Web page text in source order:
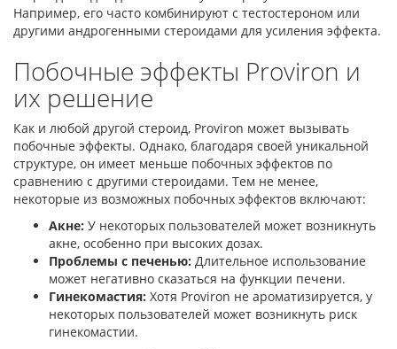
Например, его часто комбинируют с тестостероном или
другими андрогенными стероидами для усиления эффекта.
Побочные эффекты Proviron и
их решение
Как и любой другой стероид, Proviron может вызывать
побочные эффекты. Однако, благодаря своей уникальной
структуре, он имеет меньше побочных эффектов по
сравнению с другими стероидами. Тем не менее,
некоторые из возможных побочных эффектов включают:
Акне: У некоторых пользователей может возникнуть
акне, особенно при высоких дозах.
Проблемы с печенью: Длительное использование
может негативно сказаться на функции печени.
Гинекомастия: Хотя Proviron не ароматизируется, у
некоторых пользователей может возникнуть риск
гинекомастии.